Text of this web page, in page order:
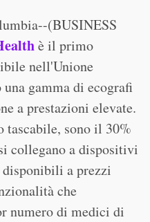
(BUSINESS
è il primo
nell'Unione
gamma di ecografi
a prestazioni elevate.
sono il 30%
collegano a dispositivi
a prezzi
che
numero di medici di